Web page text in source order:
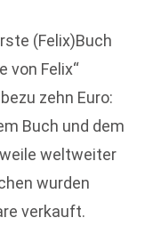
(Felix)Buch
von Felix“
zehn Euro:
Buch und dem
weltweiter
wurden
verkauft.